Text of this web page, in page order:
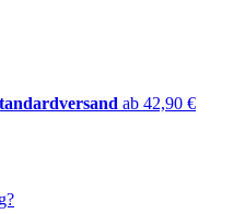
ab 42,90 €